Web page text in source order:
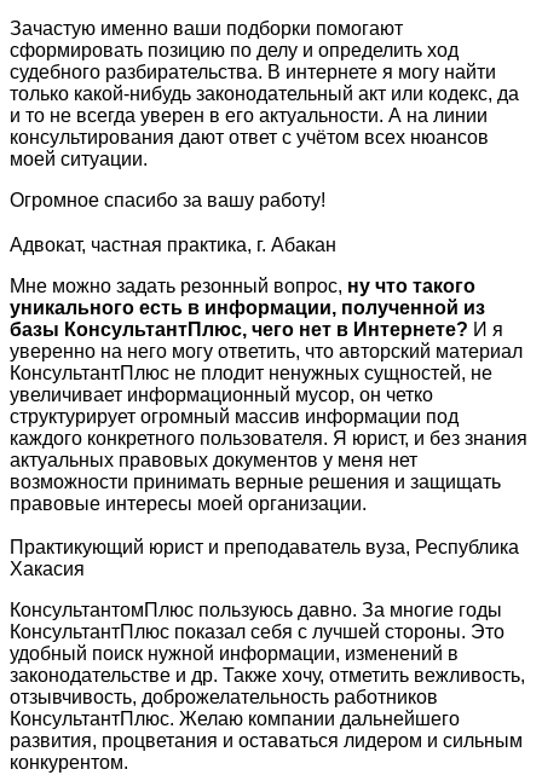
Зачастую именно ваши подборки помогают
сформировать позицию по делу и определить ход
судебного разбирательства. В интернете я могу найти
только какой-нибудь законодательный акт или кодекс, да
и то не всегда уверен в его актуальности. А на линии
консультирования дают ответ с учётом всех нюансов
моей ситуации.
Огромное спасибо за вашу работу!
Адвокат, частная практика, г. Абакан
Мне можно задать резонный вопрос, ну что такого
уникального есть в информации, полученной из
базы КонсультантПлюс, чего нет в Интернете? И я
уверенно на него могу ответить, что авторский материал
КонсультантПлюс не плодит ненужных сущностей, не
увеличивает информационный мусор, он четко
структурирует огромный массив информации под
каждого конкретного пользователя. Я юрист, и без знания
актуальных правовых документов у меня нет
возможности принимать верные решения и защищать
правовые интересы моей организации.
Практикующий юрист и преподаватель вуза, Республика
Хакасия
КонсультантомПлюс пользуюсь давно. За многие годы
КонсультантПлюс показал себя с лучшей стороны. Это
удобный поиск нужной информации, изменений в
законодательстве и др. Также хочу, отметить вежливость,
отзывчивость, доброжелательность работников
КонсультантПлюс. Желаю компании дальнейшего
развития, процветания и оставаться лидером и сильным
конкурентом.